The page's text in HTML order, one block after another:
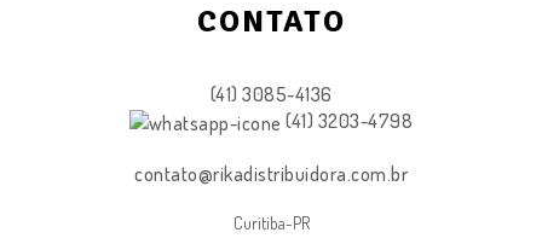
CONTATO
(41) 3085-4136
(41) 3203-4798
contato@rikadistribuidora.com.br
Curitiba-PR